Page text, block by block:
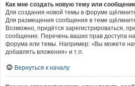
Как мне создать новую тему или
Для создания новой темы в форуме
Для размещения сообщения в теме
Возможно, придётся зарегистрироваться,
сообщение. Перечень ваших прав доступа
форума или темы. Например: «Вы можете
добавлять вложения» и т.п.
Вернуться к началу